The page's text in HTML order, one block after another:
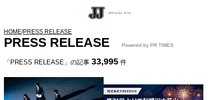
HOME/PRESS RELEASE
PRESS RELEASE Powered by PR TIMES
「PRESS RELEASE」の記事 33,995 件